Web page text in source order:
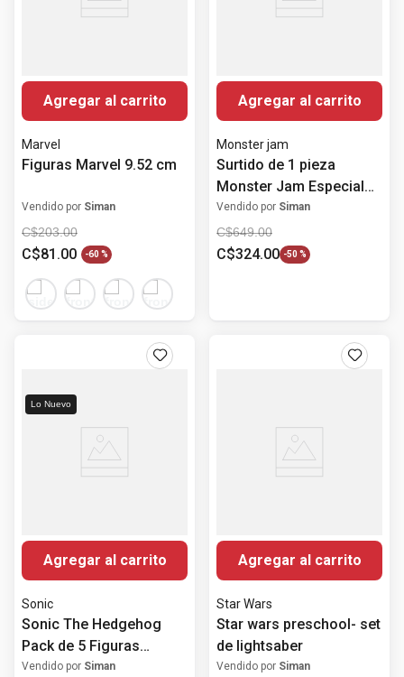
Agregar al carrito
Marvel
Figuras Marvel 9.52 cm
Vendido por Siman
C$203.00
C$81 .00 -60 %
Agregar al carrito
Monster jam
Surtido de 1 pieza
Monster Jam Especial
Marvel Set 3 Mini
Vehículos Mounstro
Vendido por Siman
C$649.00
C$324.00 -50 %
Lo Nuevo
Agregar al carrito
Sonic
Sonic The Hedgehog
Pack de 5 Figuras
Clásicas de Colección
Vendido por Siman
Agregar al carrito
Star Wars
Star wars preschool- set
de lightsaber
Vendido por Siman